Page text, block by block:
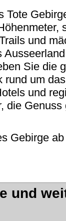
Tote
und
Sie die
um
und
die
Gebirge
und